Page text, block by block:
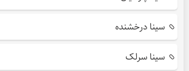
سینا درخشنده
سینا سرلک